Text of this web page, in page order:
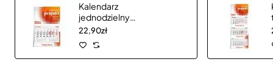
Kalendarz
jednodzielny
CLASSIC płaską
główką
22,90zł